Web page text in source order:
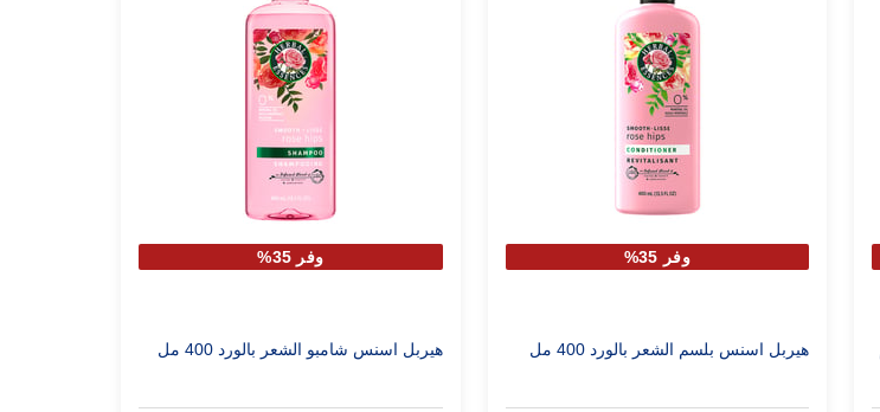
وفر 35%
هيربل اسنس بلسم الشعر بالورد 400 مل
وفر 35%
هيربل اسنس شامبو الشعر بالورد 400 مل